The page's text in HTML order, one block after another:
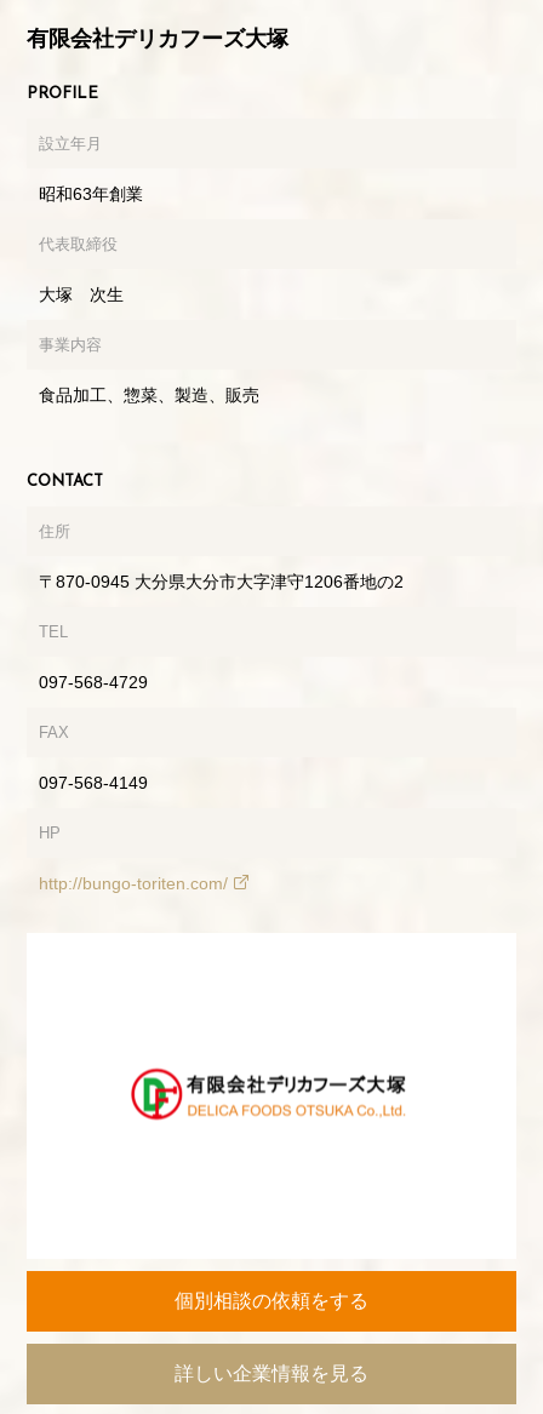
有限会社デリカフーズ大塚
PROFILE
設立年月
昭和63年創業
代表取締役
大塚 次生
事業内容
食品加工、惣菜、製造、販売
CONTACT
住所
〒870-0945 大分県大分市大字津守1206番地の2
TEL
097-568-4729
FAX
097-568-4149
HP
http://bungo-toriten.com/
個別相談の依頼をする
詳しい企業情報を見る